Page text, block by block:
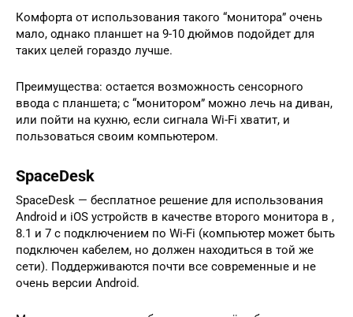
Комфорта от использования такого “монитора” очень
мало, однако планшет на 9-10 дюймов подойдет для
таких целей гораздо лучше.
Преимущества: остается возможность сенсорного
ввода с планшета; с “монитором” можно лечь на диван,
или пойти на кухню, если сигнала Wi-Fi хватит, и
пользоваться своим компьютером.
SpaceDesk
SpaceDesk — бесплатное решение для использования
Android и iOS устройств в качестве второго монитора в ,
8.1 и 7 с подключением по Wi-Fi (компьютер может быть
подключен кабелем, но должен находиться в той же
сети). Поддерживаются почти все современные и не
очень версии Android.